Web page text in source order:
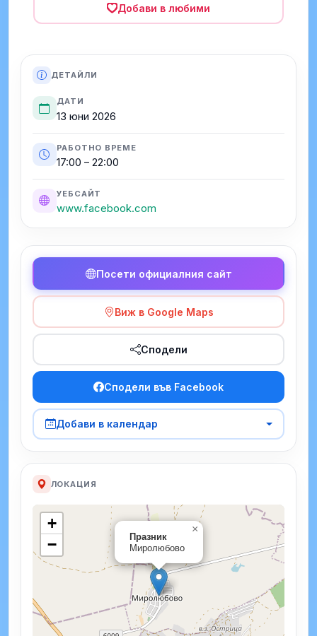
Добави в любими
ДЕТАЙЛИ
ДАТИ
13 юни 2026
РАБОТНО ВРЕМЕ
17:00 – 22:00
УЕБСАЙТ
www.facebook.com
Посети официалния сайт
Виж в Google Maps
Сподели
Сподели във Facebook
Добави в календар
ЛОКАЦИЯ
Празник
Миролюбово
×
+
−